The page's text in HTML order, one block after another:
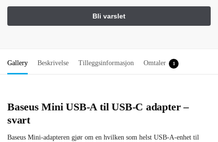
Gallery Beskrivelse Tilleggsinformasjon Omtaler 1
Baseus Mini USB-A til USB-C adapter –
svart
Baseus Mini-adapteren gjør om en hvilken som helst USB-A-enhet til